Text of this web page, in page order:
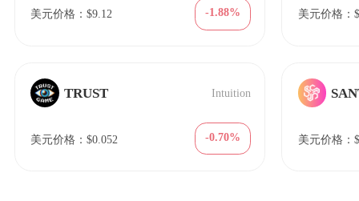
美元价格：$9.12 -1.88%
TRUST Intuition
美元价格：$0.052 -0.70%
美元价格：
美元价格：